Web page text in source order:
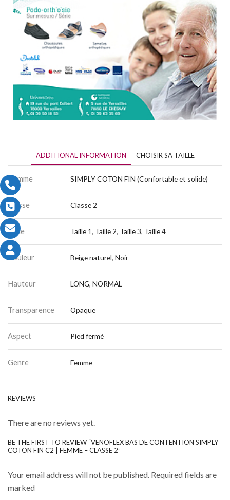
ADDITIONAL INFORMATION CHOISIR SA TAILLE
Gamme SIMPLY COTON FIN (Confortable et solide)
Classe Classe 2
Taille Taille 1, Taille 2, Taille 3, Taille 4
Couleur Beige naturel, Noir
Hauteur LONG, NORMAL
Transparence Opaque
Aspect Pied fermé
Genre Femme
REVIEWS
There are no reviews yet.
BE THE FIRST TO REVIEW “VENOFLEX BAS DE CONTENTION SIMPLY
COTON FIN C2 | FEMME – CLASSE 2”
Your email address will not be published. Required fields are
marked